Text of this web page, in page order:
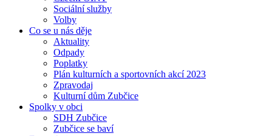
Sociální služby
Volby
Co se u nás děje
Aktuality
Odpady
Poplatky
Plán kulturních a sportovních akcí 2023
Zpravodaj
Kulturní dům Zubčice
Spolky v obci
SDH Zubčice
Zubčice se baví